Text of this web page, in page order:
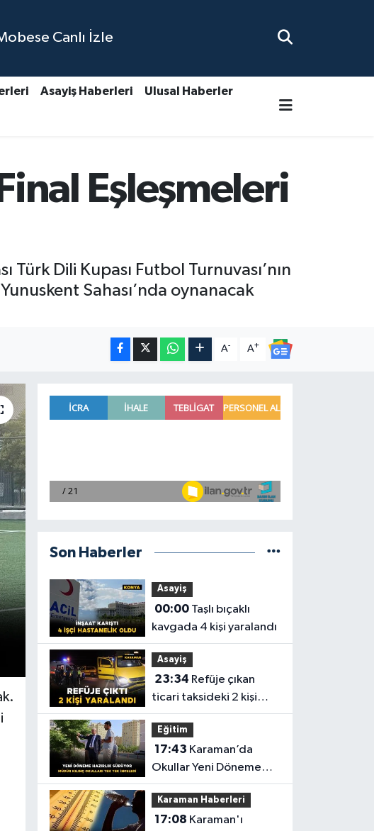
Canlı İzle
Asayiş Haberleri Ulusal Haberler
Eşleşmeleri
Dili Kupası Futbol Turnuvası’nın
Sahası’nda oynanacak
A- A+
Son Haberler
Asayiş
00:00Taşlı bıçaklı
kavgada 4 kişi yaralandı
Asayiş
23:34
ticari taksideki 2 kişi
yaralandı
Eğitim
17:43
Okullar Yeni Döneme
Hazırlanıyor
Karaman Haberleri
17:08